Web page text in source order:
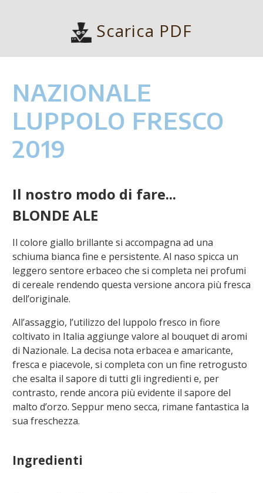
Scarica PDF
NAZIONALE
LUPPOLO FRESCO
2019
Il nostro modo di fare...
BLONDE ALE
Il colore giallo brillante si accompagna ad una
schiuma bianca fine e persistente. Al naso spicca un
leggero sentore erbaceo che si completa nei profumi
di cereale rendendo questa versione ancora più fresca
dell’originale.
All’assaggio, l’utilizzo del luppolo fresco in fiore
coltivato in Italia aggiunge valore al bouquet di aromi
di Nazionale. La decisa nota erbacea e amaricante,
fresca e piacevole, si completa con un fine retrogusto
che esalta il sapore di tutti gli ingredienti e, per
contrasto, rende ancora più evidente il sapore del
malto d’orzo. Seppur meno secca, rimane fantastica la
sua freschezza.
Ingredienti